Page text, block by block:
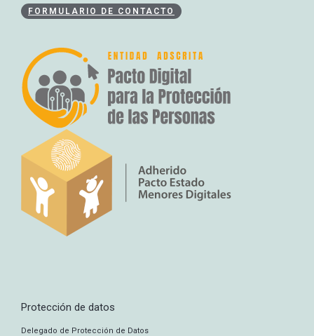
FORMULARIO DE CONTACTO
Protección de datos
Delegado de Protección de Datos